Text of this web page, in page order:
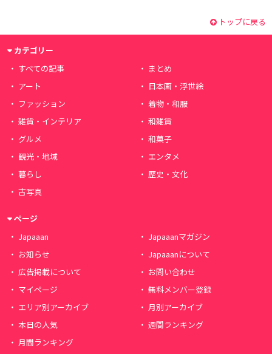
トップに戻る
カテゴリー
すべての記事
まとめ
アート
日本画・浮世絵
ファッション
着物・和服
雑貨・インテリア
和雑貨
グルメ
和菓子
観光・地域
エンタメ
暮らし
歴史・文化
古写真
ページ
Japaaan
Japaaanマガジン
お知らせ
Japaaanについて
広告掲載について
お問い合わせ
マイページ
無料メンバー登録
エリア別アーカイブ
月別アーカイブ
本日の人気
週間ランキング
月間ランキング